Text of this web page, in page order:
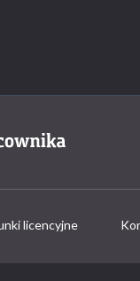
licencyjne